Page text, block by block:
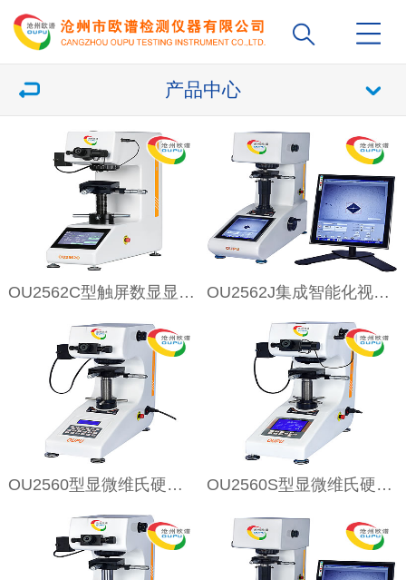
产品中心
OU2562C型触屏数显显微硬度计 OU2562J集成智能化视觉显微维氏硬度计
OU2560型显微维氏硬度计 OU2560S型显微维氏硬度计